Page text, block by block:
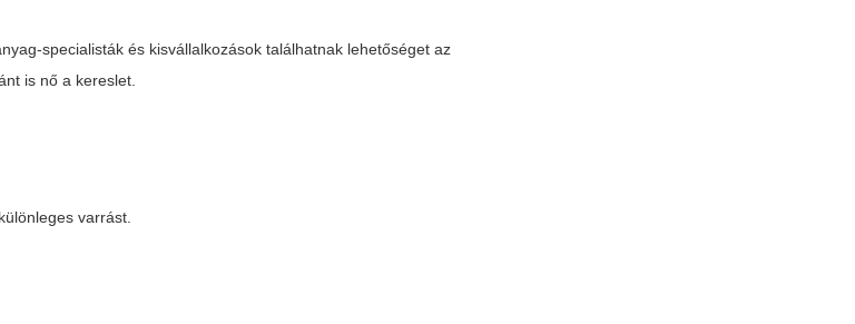
specialisták és kisvállalkozások találhatnak lehetőséget az
is nő a kereslet.
varrást.